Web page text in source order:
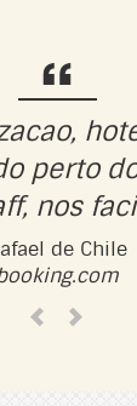
perto
nos
Cafe da
bom.
de Chile